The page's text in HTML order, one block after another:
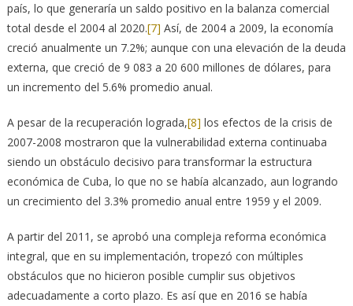
país, lo que generaría un saldo positivo en la balanza comercial
total desde el 2004 al 2020.[7] Así, de 2004 a 2009, la economía
creció anualmente un 7.2%; aunque con una elevación de la deuda
externa, que creció de 9 083 a 20 600 millones de dólares, para
un incremento del 5.6% promedio anual.
A pesar de la recuperación lograda,[8] los efectos de la crisis de
2007-2008 mostraron que la vulnerabilidad externa continuaba
siendo un obstáculo decisivo para transformar la estructura
económica de Cuba, lo que no se había alcanzado, aun logrando
un crecimiento del 3.3% promedio anual entre 1959 y el 2009.
A partir del 2011, se aprobó una compleja reforma económica
integral, que en su implementación, tropezó con múltiples
obstáculos que no hicieron posible cumplir sus objetivos
adecuadamente a corto plazo. Es así que en 2016 se había